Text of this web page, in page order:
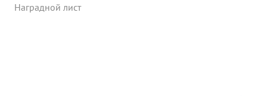
Наградной лист